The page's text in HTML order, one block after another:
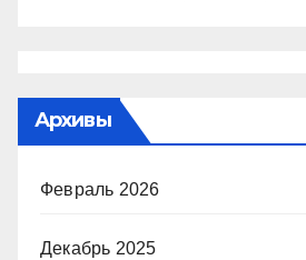
Архивы
Февраль 2026
Декабрь 2025